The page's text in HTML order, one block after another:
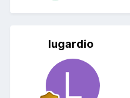
lugardio